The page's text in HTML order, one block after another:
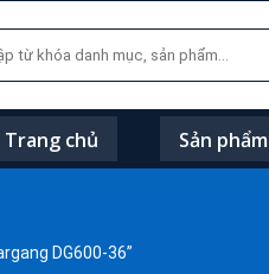
Trang chủ Sản phẩm
DG600-36”